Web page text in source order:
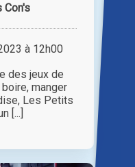
Con's
à 12h00
des jeux de
manger
Les Petits
[...]